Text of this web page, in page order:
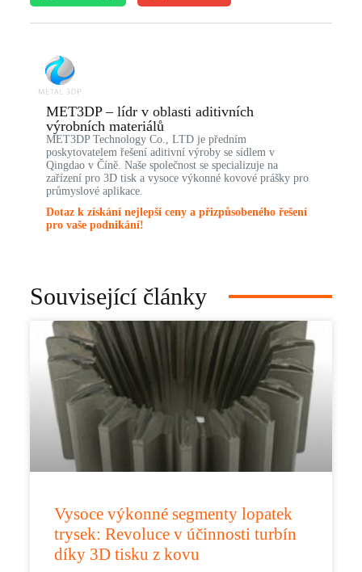
MET3DP – lídr v oblasti aditivních
výrobních materiálů
MET3DP Technology Co., LTD je předním
poskytovatelem řešení aditivní výroby se sídlem v
Qingdao v Číně. Naše společnost se specializuje na
zařízení pro 3D tisk a vysoce výkonné kovové prášky pro
průmyslové aplikace.
Dotaz k získání nejlepší ceny a přizpůsobeného řešení
pro vaše podnikání!
Související články
Vysoce výkonné segmenty lopatek
trysek: Revoluce v účinnosti turbín
díky 3D tisku z kovu